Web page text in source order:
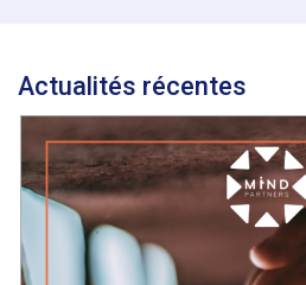
Actualités récentes